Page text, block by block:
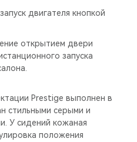
двигателя кнопкой
открытием двери
запуска
Prestige выполнен в
стильными серыми и
У сидений кожаная
положения